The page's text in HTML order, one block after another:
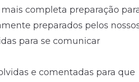
completa preparação
preparados pelos
para se comunicar
e comentadas para que